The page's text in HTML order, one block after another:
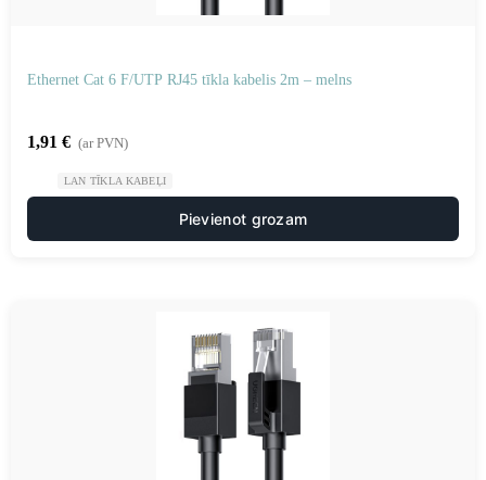
Ethernet Cat 6 F/UTP RJ45 tīkla kabelis 2m – melns
1,91 € (ar PVN)
LAN TĪKLA KABEĻI
Pievienot grozam